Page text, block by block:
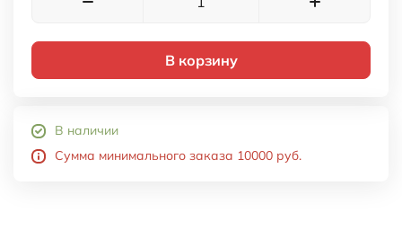
В корзину
В наличии
Сумма минимального заказа 10000 руб.